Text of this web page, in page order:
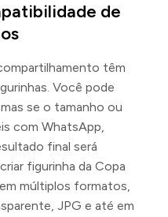
de
têm
Você pode
se o tamanho ou
com WhatsApp,
final será
figurinha da Copa
múltiplos formatos,
JPG e até em